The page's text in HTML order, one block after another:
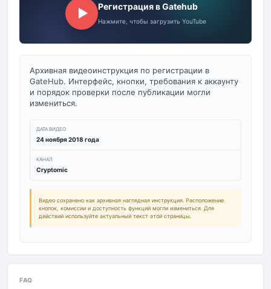
▶ Регистрация в Gatehub
Нажмите, чтобы загрузить YouTube
Архивная видеоинструкция по регистрации в
GateHub. Интерфейс, кнопки, требования к аккаунту
и порядок проверки после публикации могли
измениться.
ДАТА ВИДЕО
24 ноября 2018 года
КАНАЛ
Cryptomic
Видео сохранено как архивная наглядная инструкция. Расположение
кнопок, комиссии и доступность функций могли измениться. Для
действий используйте актуальный текст этой страницы.
FAQ